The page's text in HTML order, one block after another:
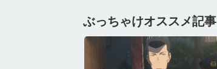
ぶっちゃけオススメ記事